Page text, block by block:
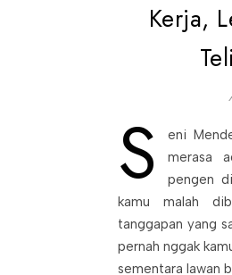
Kerja,
S
eni
merasa
pengen
kamu malah
tanggapan yang
pernah nggak
sementara lawan